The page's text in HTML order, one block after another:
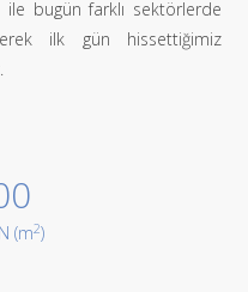
bugün farklı sektörlerde
ilk gün hissettiğimiz
(m2)